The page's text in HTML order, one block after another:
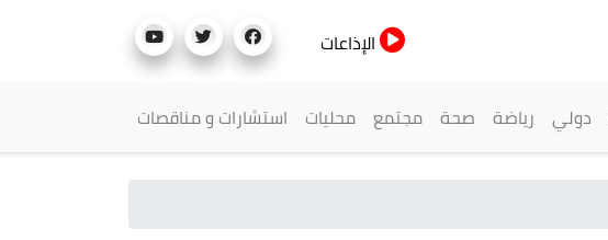
الإذاعات
دولي رياضة صحة مجتمع محليات استشارات و مناقصات